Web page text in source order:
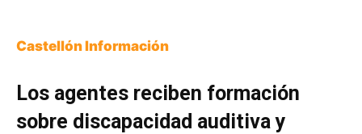
Castellón Información
Los agentes reciben formación
sobre discapacidad auditiva y